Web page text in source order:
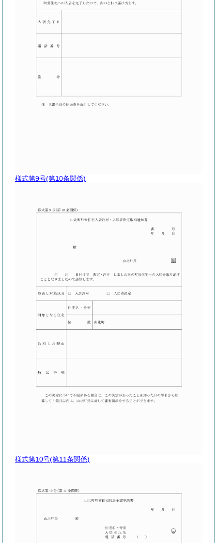
様式第9号(第10条関係)
様式第10号(第11条関係)